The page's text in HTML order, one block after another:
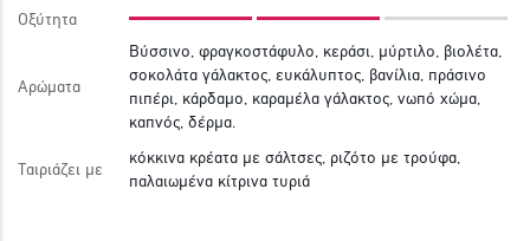
Οξύτητα
Αρώματα
Βύσσινο, φραγκοστάφυλο, κεράσι, μύρτιλο, βιολέτα,
σοκολάτα γάλακτος, ευκάλυπτος, βανίλια, πράσινο
πιπέρι, κάρδαμο, καραμέλα γάλακτος, νωπό χώμα,
καπνός, δέρμα.
Ταιριάζει με
κόκκινα κρέατα με σάλτσες, ριζότο με τρούφα,
παλαιωμένα κίτρινα τυριά